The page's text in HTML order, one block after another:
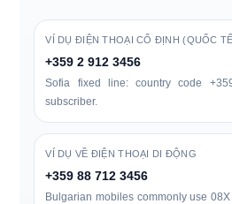
VÍ DỤ ĐIỆN THOẠI CỐ ĐỊNH (QUỐC
+359 2 912 3456
Sofia fixed line: country code
subscriber.
VÍ DỤ VỀ ĐIỆN THOẠI DI ĐỘNG
+359 88 712 3456
Bulgarian mobiles commonly use 08X